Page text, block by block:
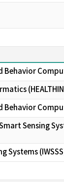
Sensing
Systems